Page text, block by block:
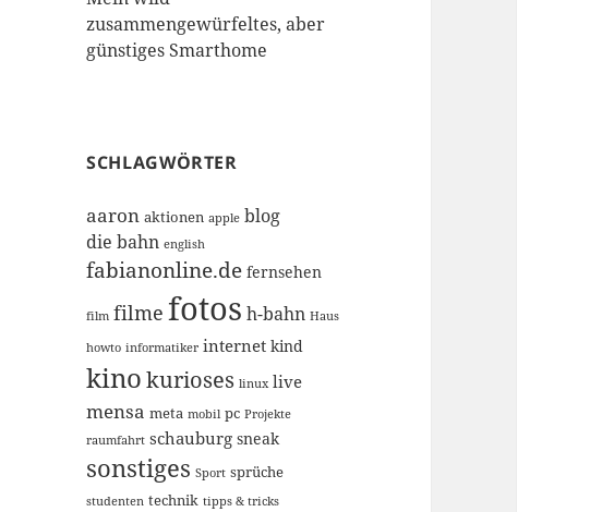
zusammengewürfeltes, aber
günstiges Smarthome
SCHLAGWÖRTER
aaron aktionen apple blog
die bahn english
fabianonline.de fernsehen
film filme fotos h-bahn Haus
howto informatiker internet kind
kinokurioses linux live
mensa meta mobil pc Projekte
raumfahrt schauburg sneak
sonstiges Sport sprüche
studenten technik tipps & tricks